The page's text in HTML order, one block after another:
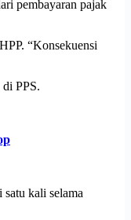
pembayaran pajak
“Konsekuensi
PPS.
kali selama